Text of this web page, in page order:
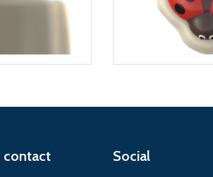
contact Social